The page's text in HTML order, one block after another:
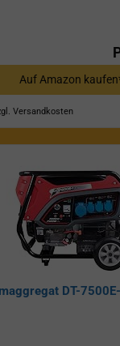
Auf Amazon
Versandkosten
DT-